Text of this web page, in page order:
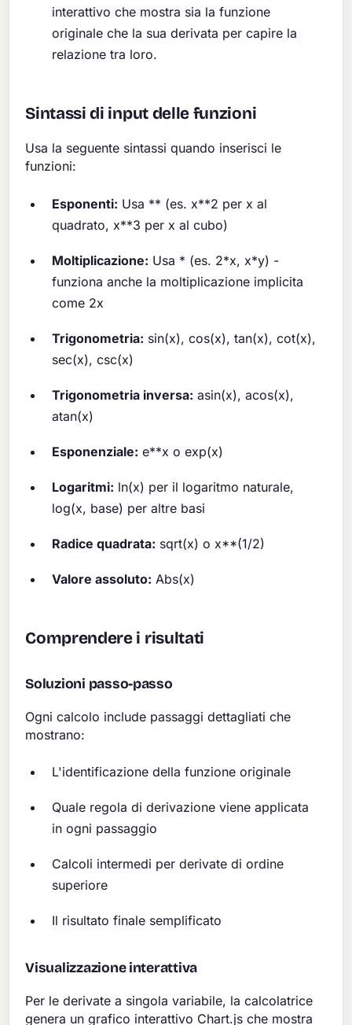
interattivo che mostra sia la funzione
originale che la sua derivata per capire la
relazione tra loro.
Sintassi di input delle funzioni
Usa la seguente sintassi quando inserisci le
funzioni:
Esponenti: Usa ** (es. x**2 per x al
quadrato, x**3 per x al cubo)
Moltiplicazione: Usa * (es. 2*x, x*y) -
funziona anche la moltiplicazione implicita
come 2x
Trigonometria: sin(x), cos(x), tan(x), cot(x),
sec(x), csc(x)
Trigonometria inversa: asin(x), acos(x),
atan(x)
Esponenziale: e**x o exp(x)
Logaritmi: ln(x) per il logaritmo naturale,
log(x, base) per altre basi
Radice quadrata: sqrt(x) o x**(1/2)
Valore assoluto: Abs(x)
Comprendere i risultati
Soluzioni passo-passo
Ogni calcolo include passaggi dettagliati che
mostrano:
L'identificazione della funzione originale
Quale regola di derivazione viene applicata
in ogni passaggio
Calcoli intermedi per derivate di ordine
superiore
Il risultato finale semplificato
Visualizzazione interattiva
Per le derivate a singola variabile, la calcolatrice
genera un grafico interattivo Chart.js che mostra